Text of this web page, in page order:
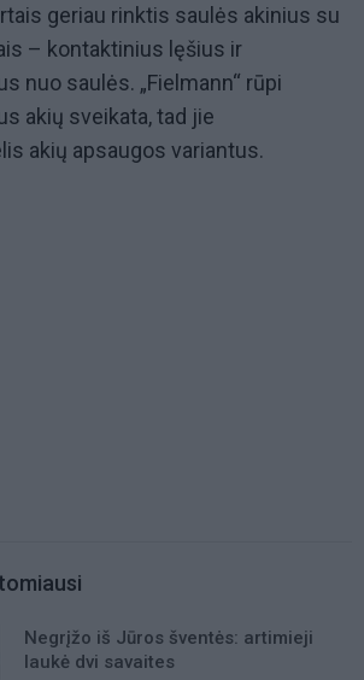
geriau rinktis saulės akinius su
– kontaktinius lęšius ir
nuo saulės. „Fielmann“ rūpi
akių sveikata, tad jie
akių apsaugos variantus.
Negrįžo iš Jūros šventės: artimieji
laukė dvi savaites